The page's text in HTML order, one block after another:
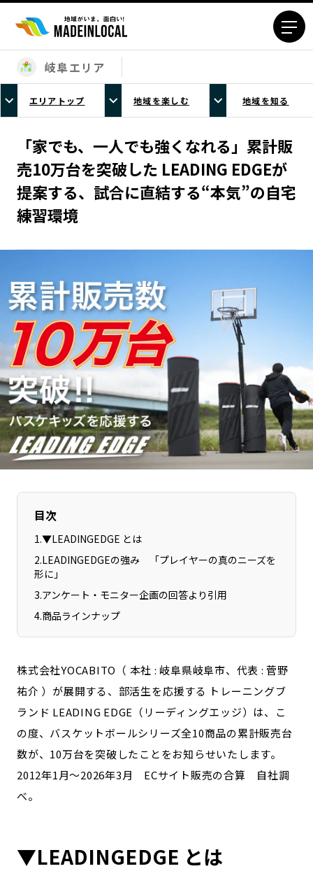
エリアから探す
北海道エリア
青森エリア
岩手エリア
秋田エリア
山形エリア
福島エリア
茨城エリア
栃木エリア
群馬エリア
埼玉エリア
富山エリア
石川エリア
福井エリア
山梨エリア
長野エリア
岐阜エリア
静岡エリア
愛知エリア
三重エリア
滋賀エリア
京都エリア
大阪市エリア
北摂エリア
堺・泉州エリア
河内エリア
兵庫エリア
奈良エリア
和歌山エリア
香川エリア
高知エリア
佐賀エリア
長崎エリア
熊本エリア
宮崎エリア
鹿児島エリア
カテゴリから探す
地域豆知識
ニッポンの百選大全集
岐阜エリア
エリアトップ 地域を楽しむ 地域を知る
「家でも、一人でも強くなれる」累計販
売10万台を突破した LEADING EDGEが
提案する、試合に直結する“本気”の自宅
練習環境
目次
1.▼LEADINGEDGE とは
2.LEADINGEDGEの強み 「プレイヤーの真のニーズを
形に」
3.アンケート・モニター企画の回答より引用
4.商品ラインナップ
株式会社YOCABITO（ 本社 : 岐阜県岐阜市、代表 : 菅野
祐介 ）が展開する、部活生を応援する トレーニングブ
ランド LEADING EDGE（リーディングエッジ）は、こ
の度、バスケットボールシリーズ全10商品の累計販売台
数が、10万台を突破したことをお知らせいたします。
2012年1月～2026年3月 ECサイト販売の合算 自社調
べ。
▼LEADINGEDGE とは